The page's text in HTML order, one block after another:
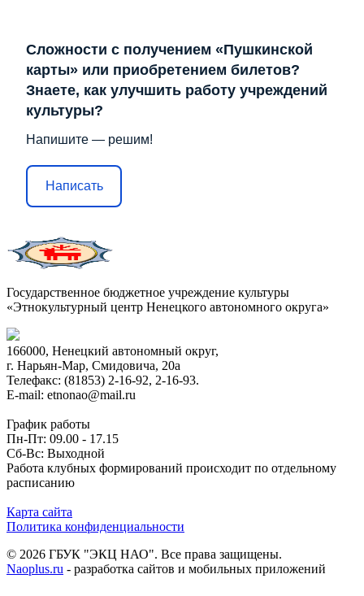
Сложности с получением «Пушкинской
карты» или приобретением билетов?
Знаете, как улучшить работу учреждений
культуры?
Напишите — решим!
Написать
Государственное бюджетное учреждение культуры
«Этнокультурный центр Ненецкого автономного округа»
166000, Ненецкий автономный округ,
г. Нарьян-Мар, Смидовича, 20а
Телефакс: (81853) 2-16-92, 2-16-93.
E-mail: etnonao@mail.ru
График работы
Пн-Пт: 09.00 - 17.15
Сб-Вс: Выходной
Работа клубных формирований происходит по отдельному
расписанию
Карта сайта
Политика конфиденциальности
© 2026 ГБУК "ЭКЦ НАО". Все права защищены.
Naoplus.ru - разработка сайтов и мобильных приложений